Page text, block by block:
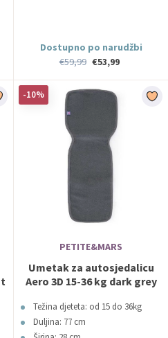
Dostupno po narudžbi
€59,99 €53,99
-10%
PETITE&MARS
Umetak za autosjedalicu
Aero 3D 15-36 kg dark grey
Težina djeteta: od 15 do 36kg
Duljina: 77 cm